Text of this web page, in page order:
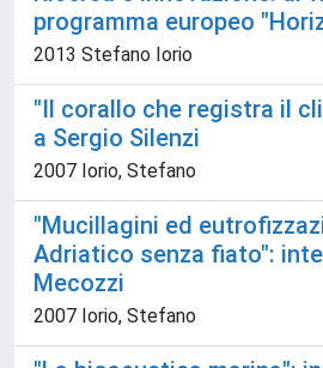
programma europeo
2013 Stefano Iorio
"Il corallo che registra il
a Sergio Silenzi
2007 Iorio, Stefano
"Mucillagini ed
Adriatico senza fiato":
Mecozzi
2007 Iorio, Stefano